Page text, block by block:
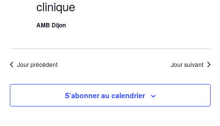
clinique
AMB Dijon
Jour précédent Jour suivant
S’abonner au calendrier